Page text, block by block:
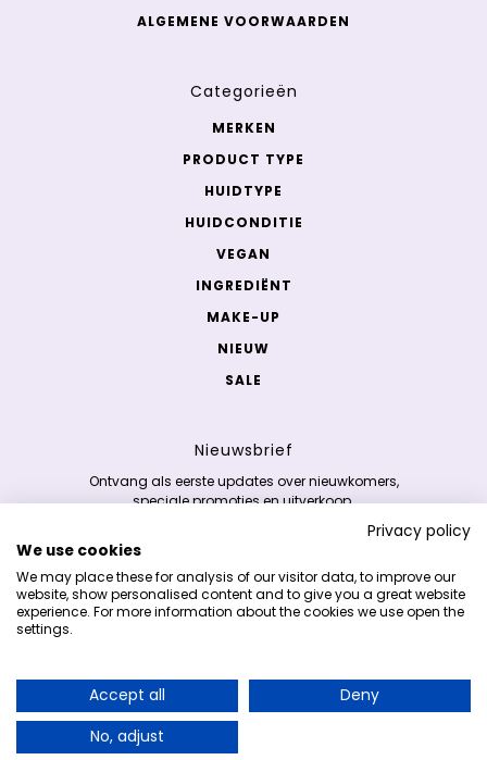
Privacy policy
We use cookies
We may place these for analysis of our visitor data, to improve our
website, show personalised content and to give you a great website
experience. For more information about the cookies we use open the
settings.
Accept all
Deny
No, adjust
Verdien 5% cashback op je aankopen en
wissel deze in bij je volgende bestelling!
ALGEMENE VOORWAARDEN
Categorieën
MERKEN
PRODUCT TYPE
HUIDTYPE
HUIDCONDITIE
VEGAN
INGREDIËNT
MAKE-UP
NIEUW
SALE
Nieuwsbrief
Ontvang als eerste updates over nieuwkomers,
speciale promoties en uitverkoop.
E-mailadres
Deze site wordt beschermd door hCaptcha en het